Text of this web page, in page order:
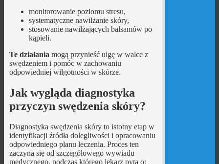
monitorowanie poziomu stresu,
systematyczne nawilżanie skóry,
stosowanie nawilżających balsamów po
kąpieli.
Te działania mogą przynieść ulgę w walce z
swędzeniem i pomóc w zachowaniu
odpowiedniej wilgotności w skórze.
Jak wygląda diagnostyka
przyczyn swędzenia skóry?
Diagnostyka swędzenia skóry to istotny etap w
identyfikacji źródła dolegliwości i opracowaniu
odpowiedniego planu leczenia. Proces ten
zaczyna się od szczegółowego wywiadu
medycznego, podczas którego lekarz pyta o: